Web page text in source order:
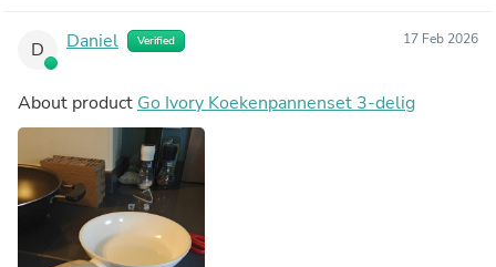
D Daniel Verified 17 Feb 2026
About product Go Ivory Koekenpannenset 3-delig